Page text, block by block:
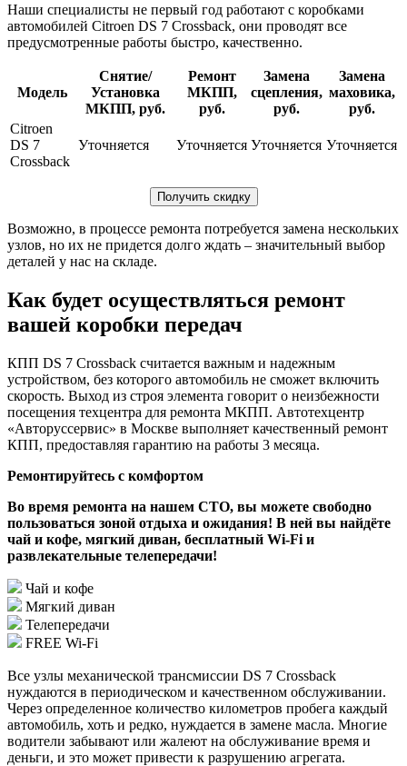
Наши специалисты не первый год работают с коробками
автомобилей Citroen DS 7 Crossback, они проводят все
предусмотренные работы быстро, качественно.
Модель
Снятие/
Установка
МКПП, руб.
Ремонт
МКПП,
руб.
Замена
сцепления,
руб.
Замена
маховика,
руб.
Citroen
DS 7
Crossback
Уточняется Уточняется Уточняется Уточняется
Получить скидку
Возможно, в процессе ремонта потребуется замена нескольких
узлов, но их не придется долго ждать – значительный выбор
деталей у нас на складе.
Как будет осуществляться ремонт
вашей коробки передач
КПП DS 7 Crossback считается важным и надежным
устройством, без которого автомобиль не сможет включить
скорость. Выход из строя элемента говорит о неизбежности
посещения техцентра для ремонта МКПП. Автотехцентр
«Авторуссервис» в Москве выполняет качественный ремонт
КПП, предоставляя гарантию на работы 3 месяца.
Ремонтируйтесь с комфортом
Во время ремонта на нашем СТО, вы можете свободно
пользоваться зоной отдыха и ожидания! В ней вы найдёте
чай и кофе, мягкий диван, бесплатный Wi-Fi и
развлекательные телепередачи!
Чай и кофе
Мягкий диван
Телепередачи
FREE Wi-Fi
Все узлы механической трансмиссии DS 7 Crossback
нуждаются в периодическом и качественном обслуживании.
Через определенное количество километров пробега каждый
автомобиль, хоть и редко, нуждается в замене масла. Многие
водители забывают или жалеют на обслуживание время и
деньги, и это может привести к разрушению агрегата.